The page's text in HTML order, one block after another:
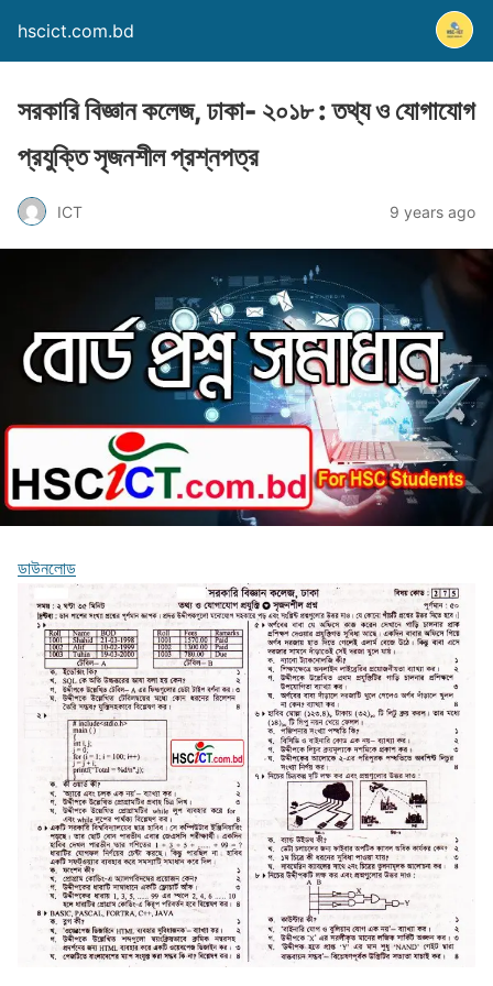
hscict.com.bd
সরকারি বিজ্ঞান কলেজ, ঢাকা- ২০১৮ : তথ্য ও যোগাযোগ
প্রযুক্তি সৃজনশীল প্রশ্নপত্র
ICT 9 years ago
ডাউনলোড